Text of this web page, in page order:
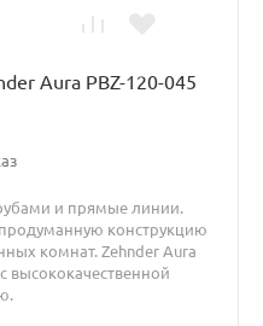
Aura PBZ-120-045
и прямые линии.
конструкцию
комнат. Zehnder Aura
высококачественной